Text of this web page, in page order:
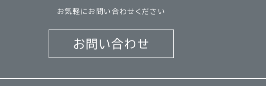
お気軽にお問い合わせください
お問い合わせ